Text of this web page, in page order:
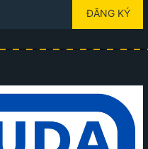
ĐĂNG KÝ